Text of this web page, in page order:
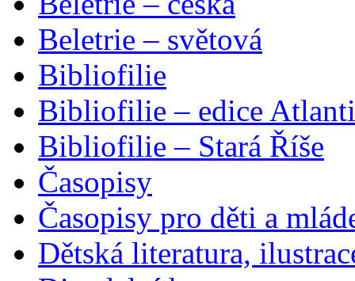
Beletrie – světová
Bibliofilie
Bibliofilie – edice
Bibliofilie – Stará Říše
Časopisy
Časopisy pro děti a
Dětská literatura,